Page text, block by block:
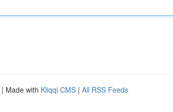
| Made with Kliqqi CMS | All RSS Feeds